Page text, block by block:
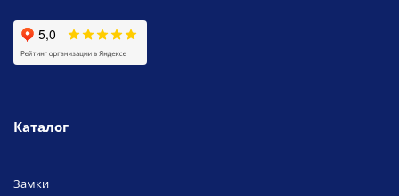
Каталог
Замки